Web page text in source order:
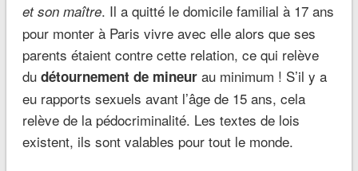
et son maître. Il a quitté le domicile familial à 17 ans
pour monter à Paris vivre avec elle alors que ses
parents étaient contre cette relation, ce qui relève
du détournement de mineurau minimum ! S’il y a
eu rapports sexuels avant l’âge de 15 ans, cela
relève de la pédocriminalité. Les textes de lois
existent, ils sont valables pour tout le monde.